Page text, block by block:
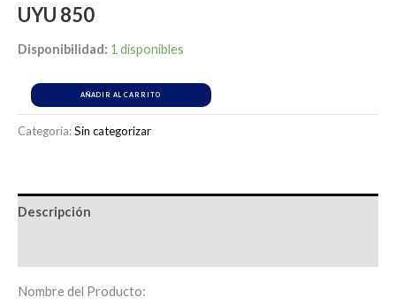
UYU 850
Disponibilidad: 1 disponibles
AÑADIR AL CARRITO
Categoría:Sin categorizar
Descripción
Nombre del Producto: